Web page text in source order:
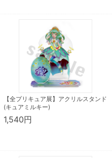
【全プリキュア展】アクリルスタンド
(キュアミルキー)
1,540円